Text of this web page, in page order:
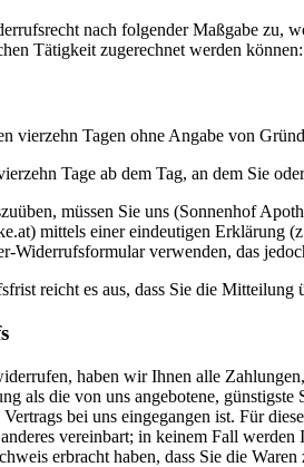
nach folgender Maßgabe zu,
Tätigkeit zugerechnet werden können:
vierzehn Tagen ohne Angabe von
Tage ab dem Tag, an dem Sie
müssen Sie uns (Sonnenhof
mittels einer eindeutigen Erklärung
Widerrufsformular verwenden, das
reicht es aus, dass Sie die
haben wir Ihnen alle
als die von uns angebotene,
bei uns eingegangen ist. Für
vereinbart; in keinem Fall
erbracht haben, dass Sie die